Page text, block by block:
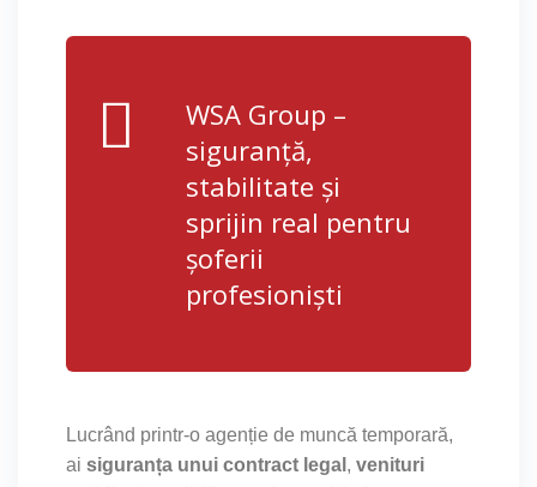
WSA Group –
siguranță,
stabilitate și
sprijin real pentru
șoferii
profesioniști
Lucrând printr-o agenție de muncă temporară,
ai siguranța unui contract legal , venituri